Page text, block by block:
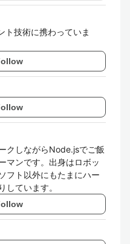
ト技術に携わっていま
クしながらNode.jsでご飯
マンです。出身はロボッ
フト以外にもたまにハー
しています。